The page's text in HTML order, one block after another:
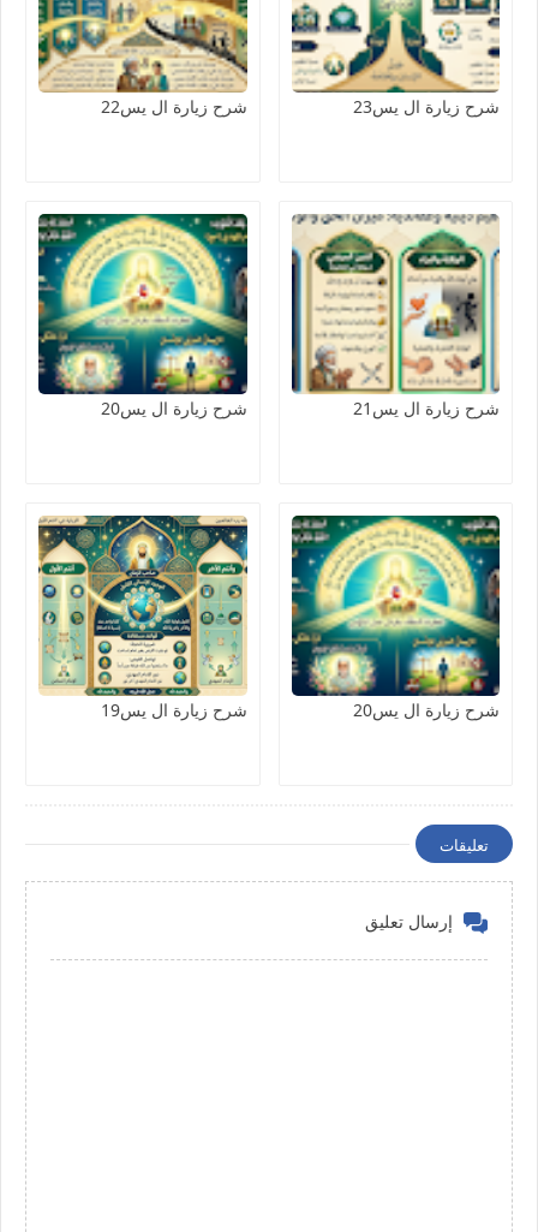
شرح زيارة ال يس23 شرح زيارة ال يس22
شرح زيارة ال يس21 شرح زيارة ال يس20
شرح زيارة ال يس20 شرح زيارة ال يس19
تعليقات
إرسال تعليق